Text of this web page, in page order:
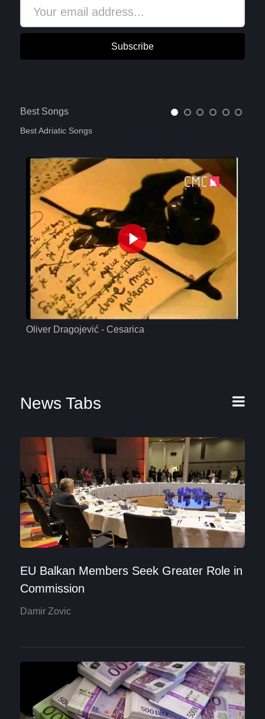
Subscribe
Best Songs
Best Adriatic Songs
Oliver Dragojević - Cesarica
News Tabs
EU Balkan Members Seek Greater Role in
Commission
Damir Zovic